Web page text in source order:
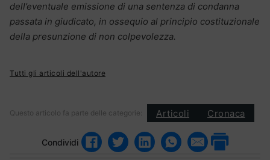
dell’eventuale emissione di una sentenza di condanna
passata in giudicato, in ossequio al principio costituzionale
della presunzione di non colpevolezza.
Tutti gli articoli dell'autore
Questo articolo fa parte delle categorie: Articoli Cronaca
Condividi